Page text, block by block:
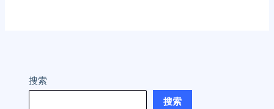
搜索
搜索